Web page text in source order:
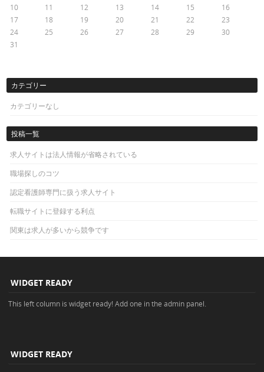
10
11 12 13 14 15
16
17
18 19 20 21 22
23
24
25 26 27 28 29
30
31
カテゴリー
カテゴリーなし
投稿一覧
求人サイトは法人情報が省略されている
職場探しのコツ
認定看護師専門に扱う求人サイト
転職サイトに登録する利点
関東は求人が多いから競争です
WIDGET READY
This left column is widget ready! Add one in the admin panel.
WIDGET READY